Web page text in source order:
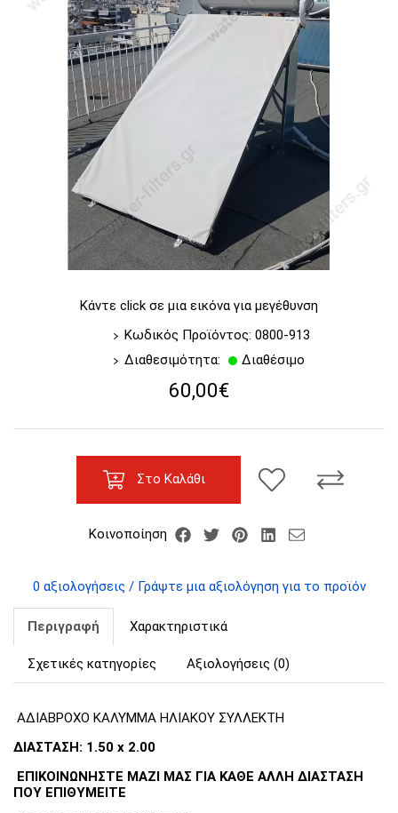
Κάντε click σε μια εικόνα για μεγέθυνση
Κωδικός Προϊόντος: 0800-913
Διαθεσιμότητα:
Διαθέσιμο
60,00€
Στο Καλάθι
Κοινοποίηση
0 αξιολογήσεις / Γράψτε μια αξιολόγηση για το προϊόν
Περιγραφή Χαρακτηριστικά
Σχετικές κατηγορίες Αξιολογήσεις (0)
ΑΔΙΑΒΡΟΧΟ ΚΑΛΥΜΜΑ ΗΛΙΑΚΟΥ ΣΥΛΛΕΚΤΗ
ΔΙΑΣΤΑΣΗ: 1.50 x 2.00
ΕΠΙΚΟΙΝΩΝΗΣΤΕ ΜΑΖΙ ΜΑΣ ΓΙΑ ΚΑΘΕ ΑΛΛΗ ΔΙΑΣΤΑΣΗ
ΠΟΥ ΕΠΙΘΥΜΕΙΤΕ